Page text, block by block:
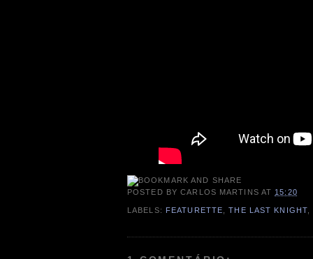
POSTED BYCARLOS MARTINS AT 15:20
LABELS: FEATURETTE ,THE LAST KNIGHT